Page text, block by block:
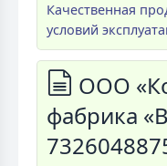
Качественная
условий
ООО
фабрика